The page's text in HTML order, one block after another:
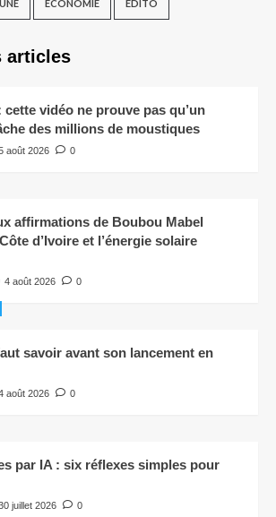
ÉCONOMIE ÉDITO
articles
vidéo ne prouve pas qu’un
des millions de moustiques
août 2026 0
affirmations de Boubou Mabel
d’Ivoire et l’énergie solaire
4 août 2026 0
savoir avant son lancement en
août 2026 0
par IA : six réflexes simples pour
juillet 2026 0